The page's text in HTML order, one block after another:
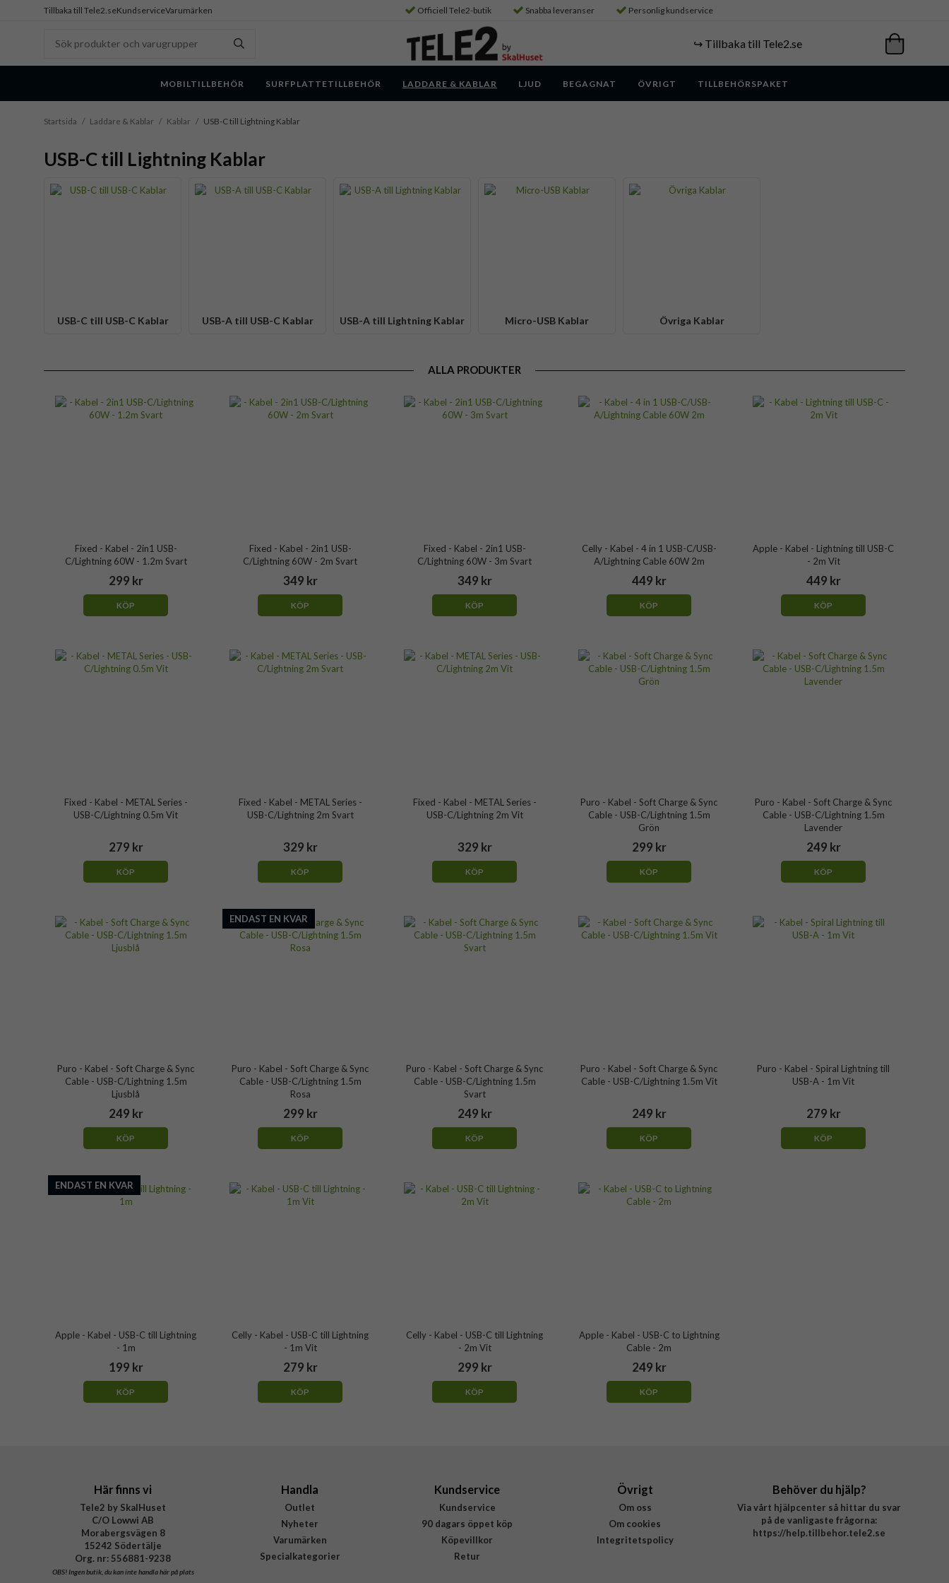
Tillbaka till Tele2.seKundserviceVarumärken Officiell Tele2-butik Snabba leveranser Personlig kundservice
↪️ Tillbaka till Tele2.se
MOBILTILLBEHÖR SURFPLATTETILLBEHÖR LADDARE & KABLAR LJUD BEGAGNAT ÖVRIGT TILLBEHÖRSPAKET
Startsida / Laddare & Kablar / Kablar / USB-C till Lightning Kablar
USB-C till Lightning Kablar
USB-C till USB-C Kablar USB-A till USB-C Kablar USB-A till Lightning Kablar Micro-USB Kablar Övriga Kablar
ALLA PRODUKTER
Fixed - Kabel - 2in1 USB-
C/Lightning 60W - 1.2m Svart
299 kr
KÖP
Fixed - Kabel - 2in1 USB-
C/Lightning 60W - 2m Svart
349 kr
KÖP
Fixed - Kabel - 2in1 USB-
C/Lightning 60W - 3m Svart
349 kr
KÖP
Celly - Kabel - 4 in 1 USB-C/USB-
A/Lightning Cable 60W 2m
449 kr
KÖP
Apple - Kabel - Lightning till USB-C
- 2m Vit
449 kr
KÖP
Fixed - Kabel - METAL Series -
USB-C/Lightning 0.5m Vit
279 kr
KÖP
Fixed - Kabel - METAL Series -
USB-C/Lightning 2m Svart
329 kr
KÖP
Fixed - Kabel - METAL Series -
USB-C/Lightning 2m Vit
329 kr
KÖP
Puro - Kabel - Soft Charge & Sync
Cable - USB-C/Lightning 1.5m
Grön
299 kr
KÖP
Puro - Kabel - Soft Charge & Sync
Cable - USB-C/Lightning 1.5m
Lavender
249 kr
KÖP
Puro - Kabel - Soft Charge & Sync
Cable - USB-C/Lightning 1.5m
Ljusblå
249 kr
KÖP
ENDAST EN KVAR
Puro - Kabel - Soft Charge & Sync
Cable - USB-C/Lightning 1.5m
Rosa
299 kr
KÖP
Puro - Kabel - Soft Charge & Sync
Cable - USB-C/Lightning 1.5m
Svart
249 kr
KÖP
Puro - Kabel - Soft Charge & Sync
Cable - USB-C/Lightning 1.5m Vit
249 kr
KÖP
Puro - Kabel - Spiral Lightning till
USB-A - 1m Vit
279 kr
KÖP
ENDAST EN KVAR
Apple - Kabel - USB-C till Lightning
- 1m
199 kr
KÖP
Celly - Kabel - USB-C till Lightning
- 1m Vit
279 kr
KÖP
Celly - Kabel - USB-C till Lightning
- 2m Vit
299 kr
KÖP
Apple - Kabel - USB-C to Lightning
Cable - 2m
249 kr
KÖP
Här finns vi
Tele2 by SkalHuset
C/O Lowwi AB
Morabergsvägen 8
15242 Södertälje
Org. nr: 556881-9238
OBS!Ingen butik, du kan inte handla här på plats
Handla
Outlet
Nyheter
Varumärken
Specialkategorier
Kundservice
Kundservice
90 dagars öppet köp
Köpevillkor
Retur
Övrigt
Om oss
Om cookies
Integritetspolicy
Behöver du hjälp?
Via vårt hjälpcenter så hittar du svar
på de vanligaste frågorna:
https://help.tillbehor.tele2.se